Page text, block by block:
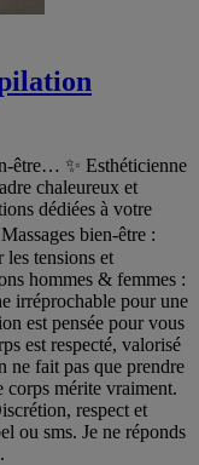
être… ✨ Esthéticienne
chaleureux et
dédiées à votre
bien-être :
les tensions et
hommes & femmes :
irréprochable pour une
est pensée pour vous
est respecté, valorisé
ne fait pas que prendre
mérite vraiment.
respect et
ou sms. Je ne réponds